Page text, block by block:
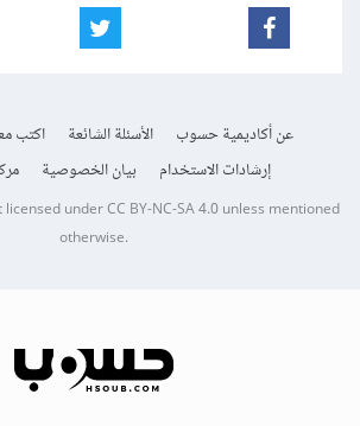
عن أكاديمية حسوب الأسئلة الشائعة اكتب
إرشادات الاستخدام
بيان الخصوصية
licensed underCC BY-NC-SA 4.0unless mentioned
otherwise.